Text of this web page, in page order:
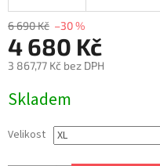
6 690 Kč –30 %
4 680 Kč
3 867,77 Kč bez DPH
cena:
Skladem
Velikost